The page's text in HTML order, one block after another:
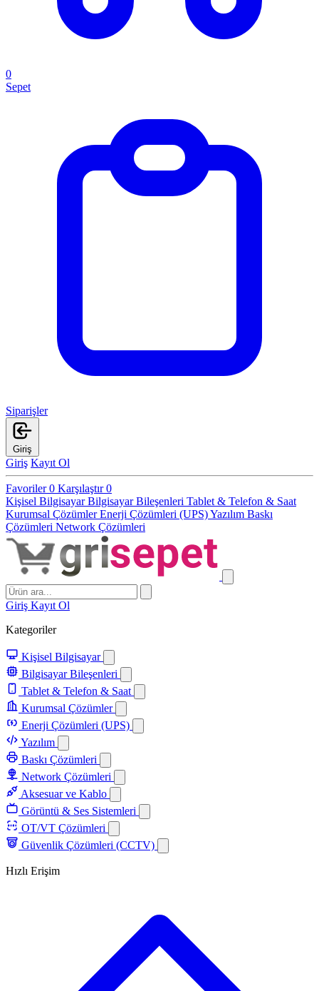
0
Sepet
Siparişler
Giriş
Giriş Kayıt Ol
Favoriler0 Karşılaştır0
Kişisel BilgisayarBilgisayar Bileşenleri Tablet & Telefon & Saat
Kurumsal ÇözümlerEnerji Çözümleri (UPS)Yazılım Baskı
Çözümleri Network Çözümleri
Giriş Kayıt Ol
Kategoriler
Kişisel Bilgisayar
Bilgisayar Bileşenleri
Tablet & Telefon & Saat
Kurumsal Çözümler
Enerji Çözümleri (UPS)
Yazılım
Baskı Çözümleri
Network Çözümleri
Aksesuar ve Kablo
Görüntü & Ses Sistemleri
OT/VT Çözümleri
Güvenlik Çözümleri (CCTV)
Hızlı Erişim